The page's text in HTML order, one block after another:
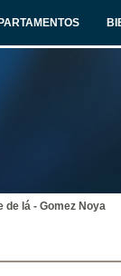
de lá - Gomez Noya